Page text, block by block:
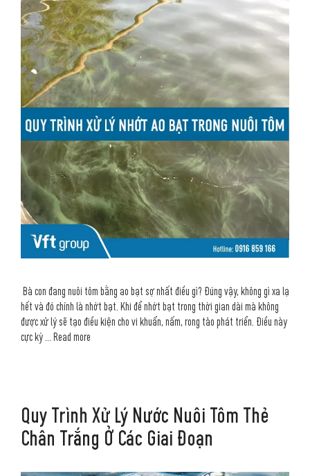
Bà con đang nuôi tôm bằng ao bạt sợ nhất điều gì? Đúng vậy, không gì xa lạ
hết và đó chính là nhớt bạt. Khi để nhớt bạt trong thời gian dài mà không
được xử lý sẽ tạo điều kiện cho vi khuẩn, nấm, rong tảo phát triển. Điều này
cực kỳ … Read more
Quy Trình Xử Lý Nước Nuôi Tôm Thẻ
Chân Trắng Ở Các Giai Đoạn